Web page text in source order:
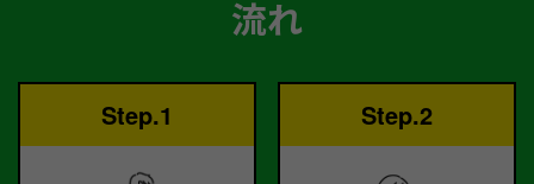
流れ
Step.1 Step.2